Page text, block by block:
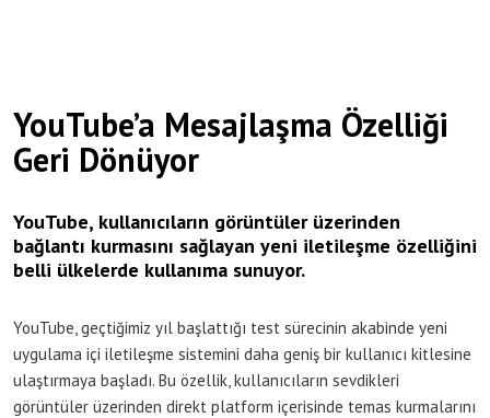
YouTube’a Mesajlaşma Özelliği
Geri Dönüyor
YouTube, kullanıcıların görüntüler üzerinden
bağlantı kurmasını sağlayan yeni iletileşme özelliğini
belli ülkelerde kullanıma sunuyor.
YouTube, geçtiğimiz yıl başlattığı test sürecinin akabinde yeni
uygulama içi iletileşme sistemini daha geniş bir kullanıcı kitlesine
ulaştırmaya başladı. Bu özellik, kullanıcıların sevdikleri
görüntüler üzerinden direkt platform içerisinde temas kurmalarını